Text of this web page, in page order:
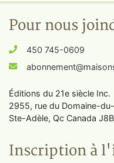
Pour nous
450 745-0609
Éditions du 21e siècle Inc.
2955, rue du Domaine-
Ste-Adèle, Qc Canada
Inscription à